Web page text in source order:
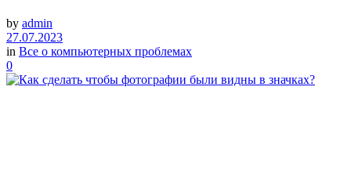
by admin
27.07.2023
in Все о компьютерных проблемах
0